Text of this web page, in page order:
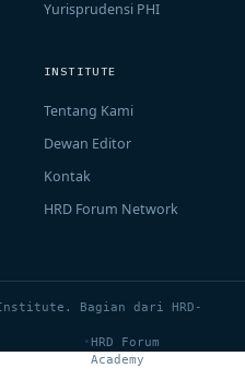
Yurisprudensi PHI
INSTITUTE
Tentang Kami
Dewan Editor
Kontak
HRD Forum Network
Institute. Bagian dari HRD-
•HRD Forum
Academy